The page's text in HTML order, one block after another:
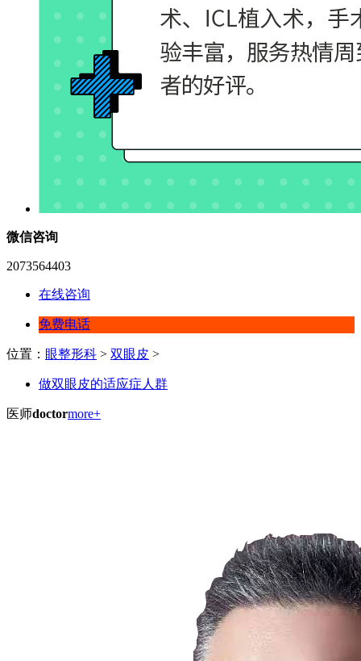
微信咨询
2073564403
在线咨询
免费电话
位置： 眼整形科 > 双眼皮 >
做双眼皮的适应症人群
医师doctormore+